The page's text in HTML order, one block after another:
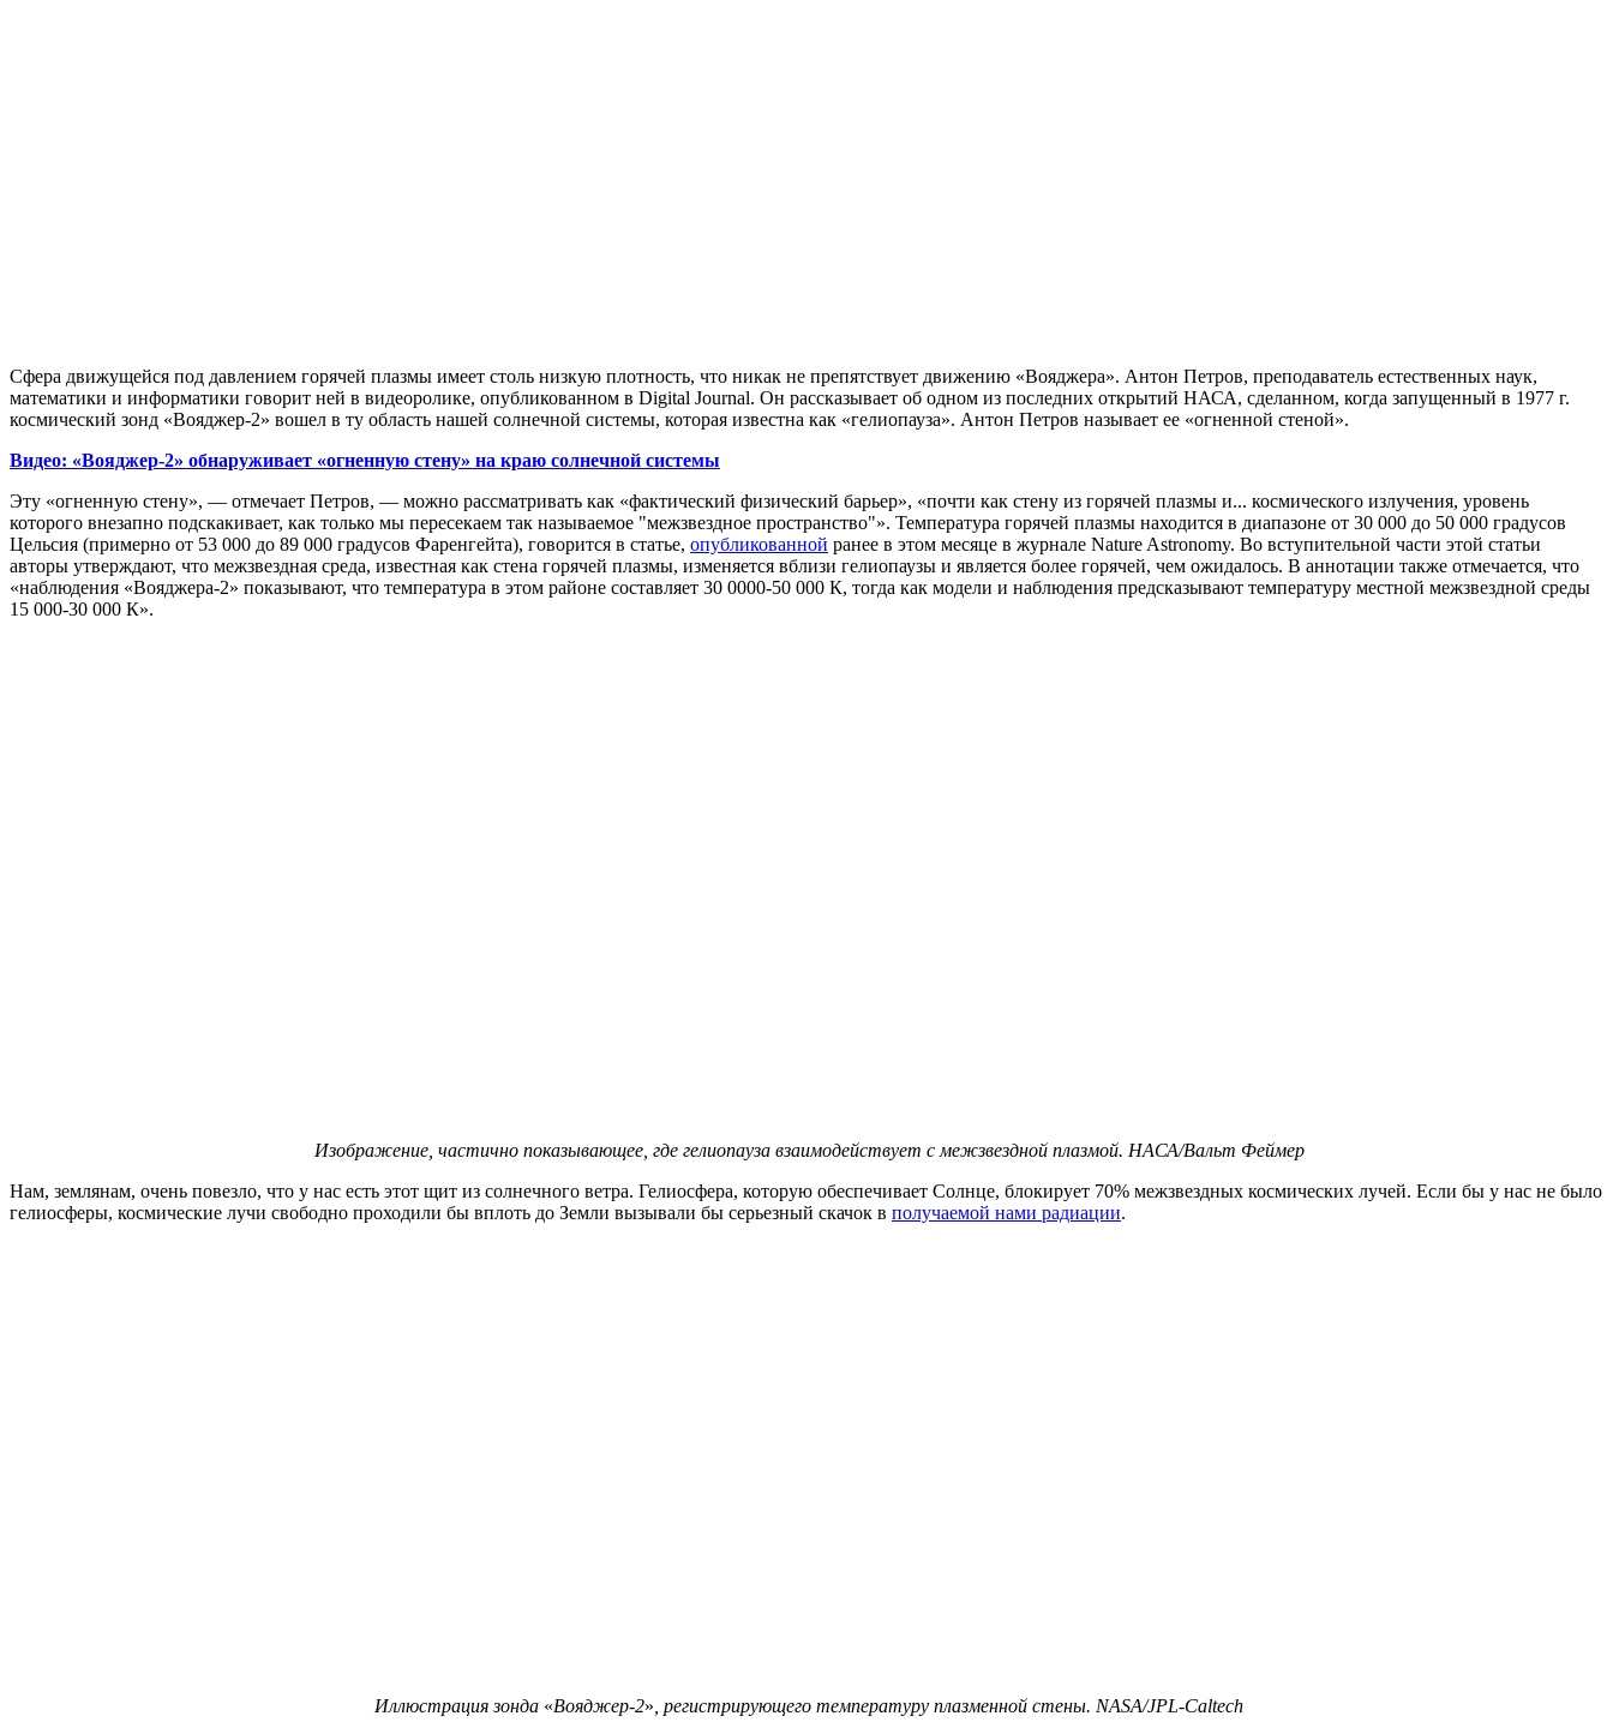
Сфера движущейся под давлением горячей плазмы имеет столь низкую плотность, что никак не препятствует движению «Вояджера». Антон Петров, преподаватель естественных наук,
математики и информатики говорит ней в видеоролике, опубликованном в Digital Journal. Он рассказывает об одном из последних открытий НАСА, сделанном, когда запущенный в 1977 г.
космический зонд «Вояджер-2» вошел в ту область нашей солнечной системы, которая известна как «гелиопауза». Антон Петров называет ее «огненной стеной».
Видео: «Вояджер-2» обнаруживает «огненную стену» на краю солнечной системы
Эту «огненную стену», — отмечает Петров, — можно рассматривать как «фактический физический барьер», «почти как стену из горячей плазмы и... космического излучения, уровень
которого внезапно подскакивает, как только мы пересекаем так называемое "межзвездное пространство"». Температура горячей плазмы находится в диапазоне от 30 000 до 50 000 градусов
Цельсия (примерно от 53 000 до 89 000 градусов Фаренгейта), говорится в статье, опубликованной ранее в этом месяце в журнале Nature Astronomy. Во вступительной части этой статьи
авторы утверждают, что межзвездная среда, известная как стена горячей плазмы, изменяется вблизи гелиопаузы и является более горячей, чем ожидалось. В аннотации также отмечается, что
«наблюдения «Вояджера-2» показывают, что температура в этом районе составляет 30 0000-50 000 К, тогда как модели и наблюдения предсказывают температуру местной межзвездной среды
15 000-30 000 К».
Изображение, частично показывающее, где гелиопауза взаимодействует с межзвездной плазмой. НАСА/Вальт Феймер
Нам, землянам, очень повезло, что у нас есть этот щит из солнечного ветра. Гелиосфера, которую обеспечивает Солнце, блокирует 70% межзвездных космических лучей. Если бы у нас не было
гелиосферы, космические лучи свободно проходили бы вплоть до Земли вызывали бы серьезный скачок в получаемой нами радиации.
Иллюстрация зонда «Вояджер-2» , регистрирующего температуру плазменной стены. NASA/JPL-Caltech